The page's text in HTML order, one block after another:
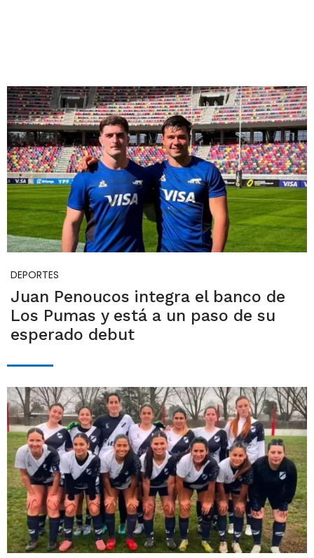
DEPORTES
Juan Penoucos integra el banco de
Los Pumas y está a un paso de su
esperado debut